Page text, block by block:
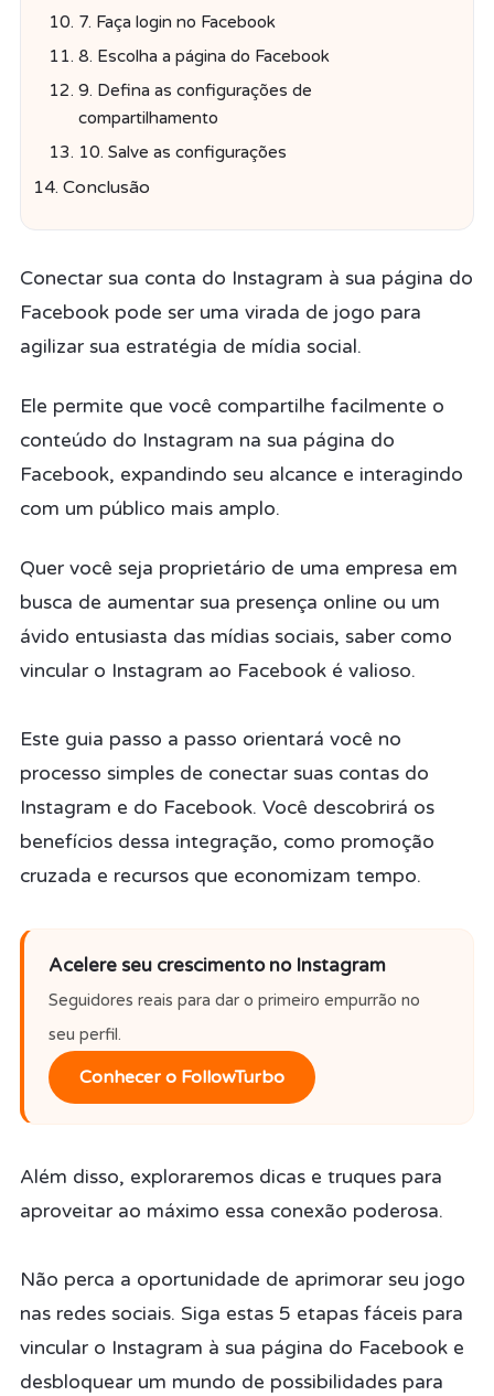
7. Faça login no Facebook
8. Escolha a página do Facebook
9. Defina as configurações de
compartilhamento
10. Salve as configurações
Conclusão
Conectar sua conta do Instagram à sua página do
Facebook pode ser uma virada de jogo para
agilizar sua estratégia de mídia social.
Ele permite que você compartilhe facilmente o
conteúdo do Instagram na sua página do
Facebook, expandindo seu alcance e interagindo
com um público mais amplo.
Quer você seja proprietário de uma empresa em
busca de aumentar sua presença online ou um
ávido entusiasta das mídias sociais, saber como
vincular o Instagram ao Facebook é valioso.
Este guia passo a passo orientará você no
processo simples de conectar suas contas do
Instagram e do Facebook. Você descobrirá os
benefícios dessa integração, como promoção
cruzada e recursos que economizam tempo.
Acelere seu crescimento no Instagram
Seguidores reais para dar o primeiro empurrão no
seu perfil.
Conhecer o FollowTurbo
Além disso, exploraremos dicas e truques para
aproveitar ao máximo essa conexão poderosa.
Não perca a oportunidade de aprimorar seu jogo
nas redes sociais. Siga estas 5 etapas fáceis para
vincular o Instagram à sua página do Facebook e
desbloquear um mundo de possibilidades para